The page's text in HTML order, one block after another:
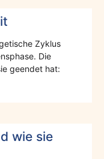
Zyklus
Die
geendet hat:
wie sie